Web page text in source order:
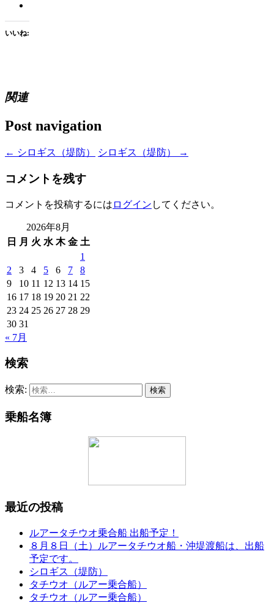
いいね:
関連
Post navigation
← シロギス（堤防） シロギス（堤防） →
コメントを残す
コメントを投稿するには ログイン してください。
2026年8月
日
月 火 水 木 金 土
1
2
3 4 5 6 7
8
9
10 11 12 13 14 15
16 17 18 19 20 21 22
23 24 25 26 27 28 29
30 31
« 7月
検索
検索:
乗船名簿
最近の投稿
ルアータチウオ乗合船 出船予定！
８月８日（土）ルアータチウオ船・沖堤渡船は、出船
予定です。
シロギス（堤防）
タチウオ（ルアー乗合船）
タチウオ（ルアー乗合船）